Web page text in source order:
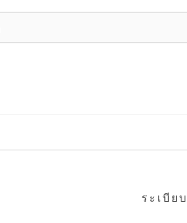
ระเบีย